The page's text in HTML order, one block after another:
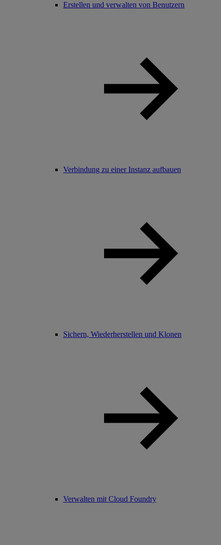
Erstellen und verwalten von Benutzern
Verbindung zu einer Instanz aufbauen
Sichern, Wiederherstellen und Klonen
Verwalten mit Cloud Foundry